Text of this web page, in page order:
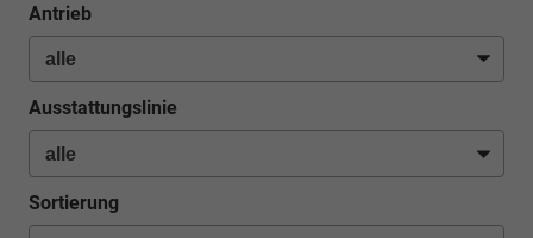
Antrieb
Ausstattungslinie
Sortierung